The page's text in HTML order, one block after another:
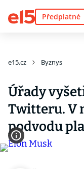
Předplatné
e15.cz Byznys
Úřady
Twitteru. V
podvodu